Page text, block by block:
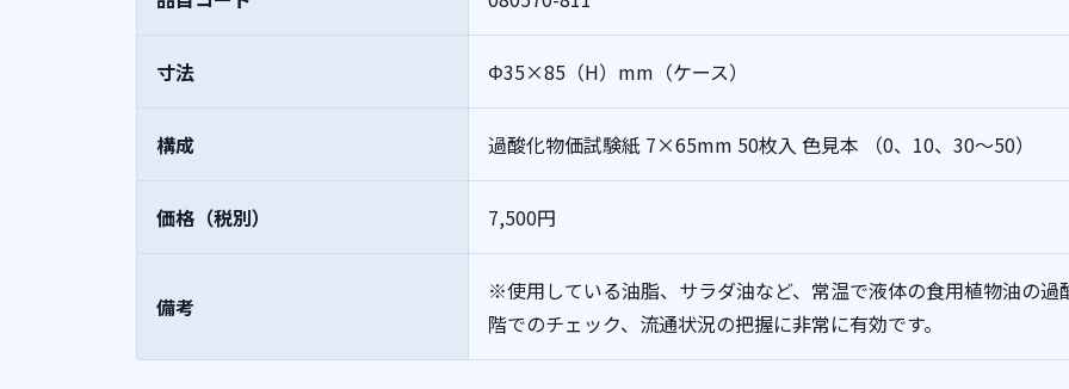
寸法 Φ35×85（H）mm（ケース）
構成 過酸化物価試験紙 7×65mm 50枚入 色見本 （0、10、30～50）
価格（税別） 7,500円
備考
※使用している油脂、サラダ油など、常温で液体の食用植物油の
階でのチェック、流通状況の把握に非常に有効です。